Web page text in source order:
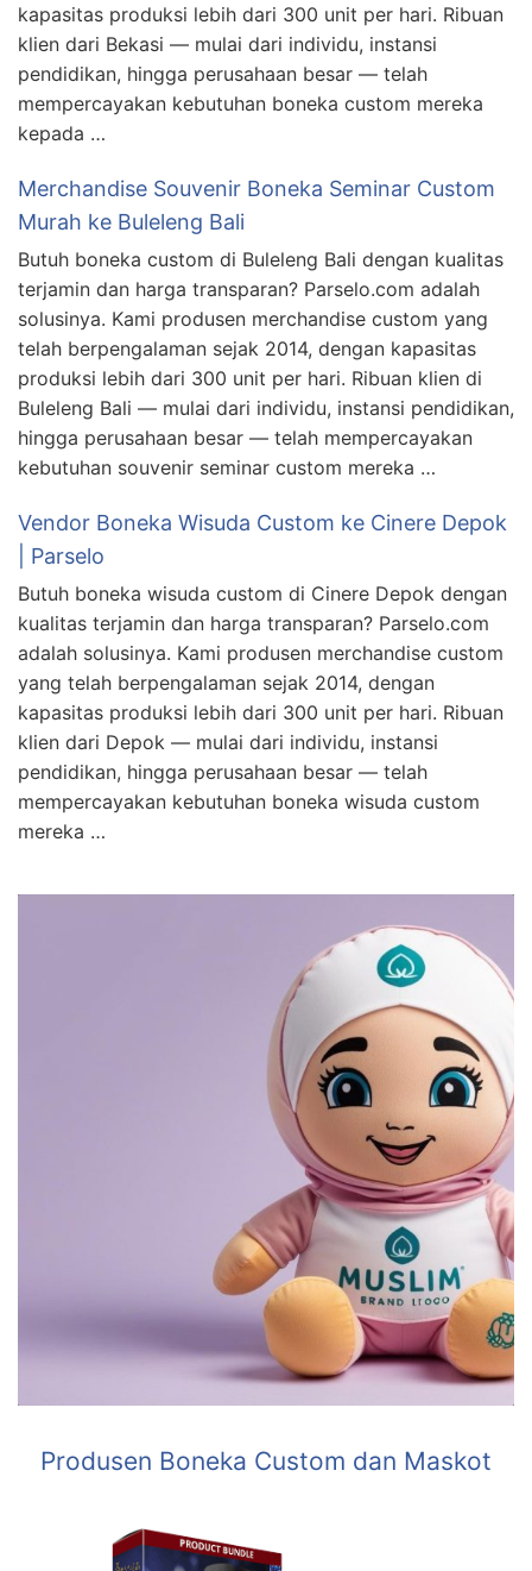
kapasitas produksi lebih dari 300 unit per hari. Ribuan
klien dari Bekasi — mulai dari individu, instansi
pendidikan, hingga perusahaan besar — telah
mempercayakan kebutuhan boneka custom mereka
kepada …
Merchandise Souvenir Boneka Seminar Custom
Murah ke Buleleng Bali
Butuh boneka custom di Buleleng Bali dengan kualitas
terjamin dan harga transparan? Parselo.com adalah
solusinya. Kami produsen merchandise custom yang
telah berpengalaman sejak 2014, dengan kapasitas
produksi lebih dari 300 unit per hari. Ribuan klien di
Buleleng Bali — mulai dari individu, instansi pendidikan,
hingga perusahaan besar — telah mempercayakan
kebutuhan souvenir seminar custom mereka …
Vendor Boneka Wisuda Custom ke Cinere Depok
| Parselo
Butuh boneka wisuda custom di Cinere Depok dengan
kualitas terjamin dan harga transparan? Parselo.com
adalah solusinya. Kami produsen merchandise custom
yang telah berpengalaman sejak 2014, dengan
kapasitas produksi lebih dari 300 unit per hari. Ribuan
klien dari Depok — mulai dari individu, instansi
pendidikan, hingga perusahaan besar — telah
mempercayakan kebutuhan boneka wisuda custom
mereka …
Produsen Boneka Custom dan Maskot